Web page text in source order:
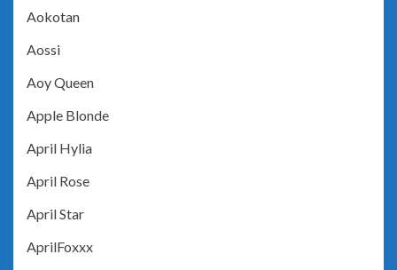
Aokotan
Aossi
Aoy Queen
Apple Blonde
April Hylia
April Rose
April Star
AprilFoxxx